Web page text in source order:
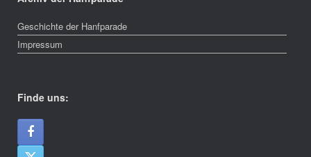
Geschichte der Hanfparade
Impressum
Finde uns: